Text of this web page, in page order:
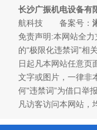
长沙广振机电设备有
航科技 备案号：
免责声明:本网站全
的“极限化违禁词”相
日起凡本网站任意页
文字或图片，一律非
何"违禁词”为借口举
凡访客访问本网站，